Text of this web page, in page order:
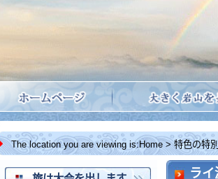
The location you are viewing is:Home> 特色の特別テーマ
旅は大会を出します ライ源の